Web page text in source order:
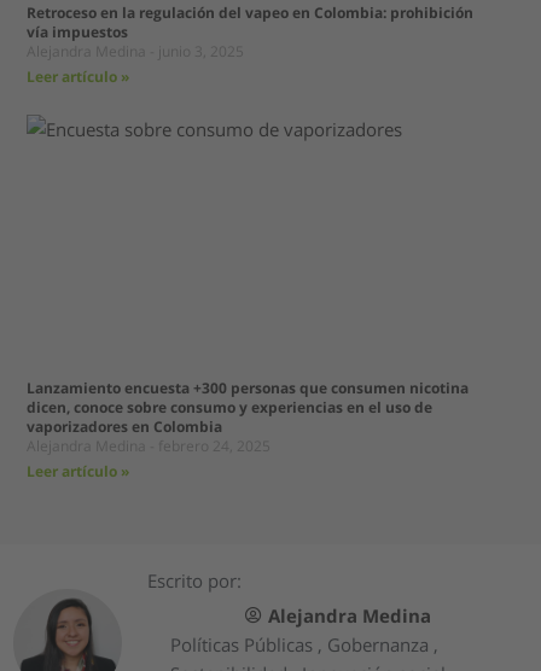
Retroceso en la regulación del vapeo en Colombia: prohibición
vía impuestos
Alejandra Medina
junio 3, 2025
Leer artículo »
Lanzamiento encuesta +300 personas que consumen nicotina
dicen, conoce sobre consumo y experiencias en el uso de
vaporizadores en Colombia
Alejandra Medina
febrero 24, 2025
Leer artículo »
Escrito por:
Alejandra Medina
Políticas Públicas , Gobernanza ,